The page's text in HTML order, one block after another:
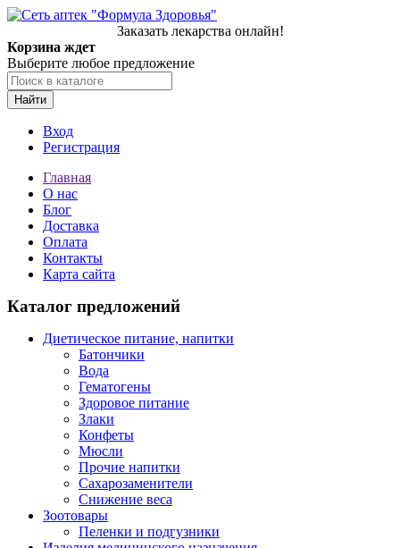
Заказать лекарства онлайн!
Корзина ждет
Выберите любое предложение
Найти
Вход
Регистрация
Главная
О нас
Блог
Доставка
Оплата
Контакты
Карта сайта
Каталог предложений
Диетическое питание, напитки
Батончики
Вода
Гематогены
Здоровое питание
Злаки
Конфеты
Мюсли
Прочие напитки
Сахарозаменители
Снижение веса
Зоотовары
Пеленки и подгузники